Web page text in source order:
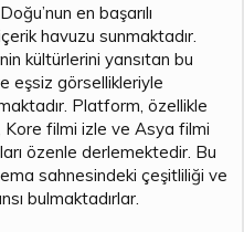
en başarılı
havuzu sunmaktadır.
kültürlerini yansıtan bu
eşsiz görsellikleriyle
Platform, özellikle
Kore filmi izle ve Asya filmi
özenle derlemektedir. Bu
sahnesindeki çeşitliliği ve
bulmaktadırlar.